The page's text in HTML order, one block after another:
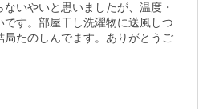
いやいと思いましたが、温度・
す。部屋干し洗濯物に送風しつ
たのしんでます。ありがとうご